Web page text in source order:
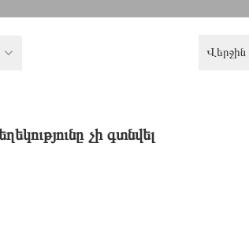
Վերջին
չի գտնվել